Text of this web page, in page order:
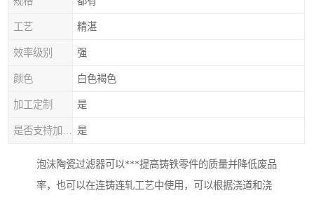
工艺 精湛
效率级别 强
颜色 白色褐色
加工定制 是
是
泡沫陶瓷过滤器可以***提高铸铁零件的质量并降低废品
率，也可以在连铸连轧工艺中使用，可以根据浇道和浇